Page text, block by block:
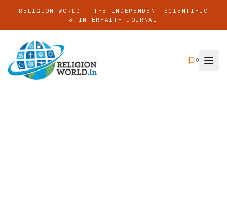
RELIGION WORLD — THE INDEPENDENT SCIENTIFIC
& INTERFAITH JOURNAL
0